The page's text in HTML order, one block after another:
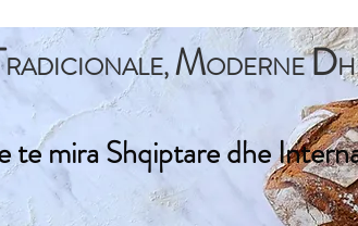
RADICIONALE,MODERNED
te mira Shqiptare dhe